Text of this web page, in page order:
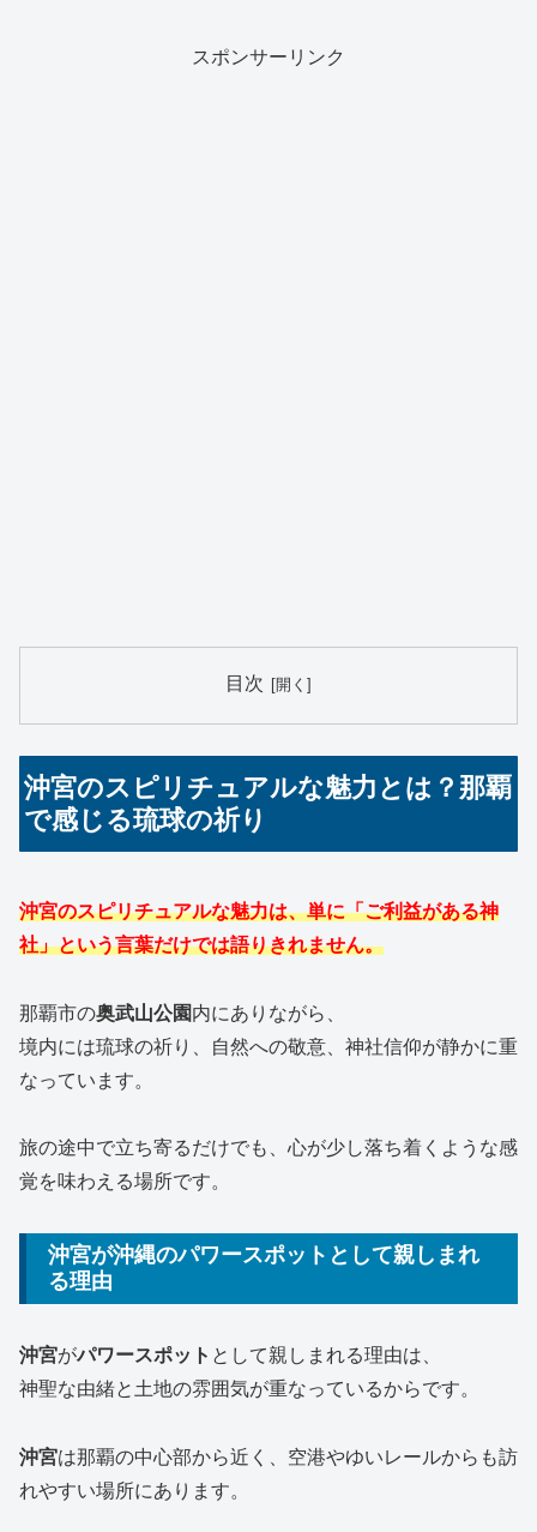
スポンサーリンク
目次
沖宮のスピリチュアルな魅力とは？那覇
で感じる琉球の祈り
沖宮のスピリチュアルな魅力は、単に「ご利益がある神
社」という言葉だけでは語りきれません。
那覇市の奥武山公園内にありながら、
境内には琉球の祈り、自然への敬意、神社信仰が静かに重
なっています。
旅の途中で立ち寄るだけでも、心が少し落ち着くような感
覚を味わえる場所です。
沖宮が沖縄のパワースポットとして親しまれ
る理由
沖宮がパワースポット として親しまれる理由は、
神聖な由緒と土地の雰囲気が重なっているからです。
沖宮は那覇の中心部から近く、空港やゆいレールからも訪
れやすい場所にあります。